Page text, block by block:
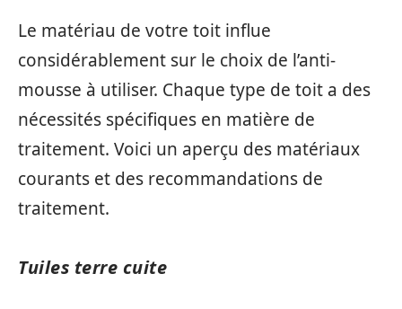
Le matériau de votre toit influe
considérablement sur le choix de l’anti-
mousse à utiliser. Chaque type de toit a des
nécessités spécifiques en matière de
traitement. Voici un aperçu des matériaux
courants et des recommandations de
traitement.
Tuiles terre cuite